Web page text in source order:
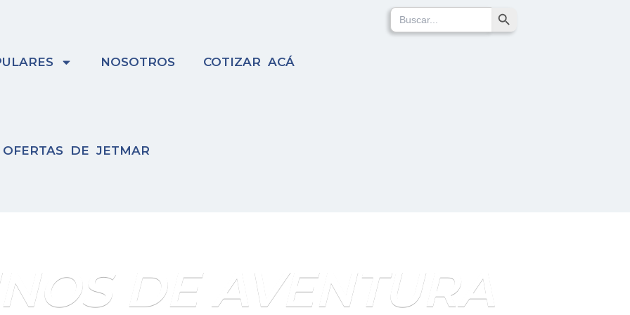
NOSOTROS COTIZAR ACÁ
OFERTAS DE JETMAR
Search
for:
Search Button
DE AVENTURA